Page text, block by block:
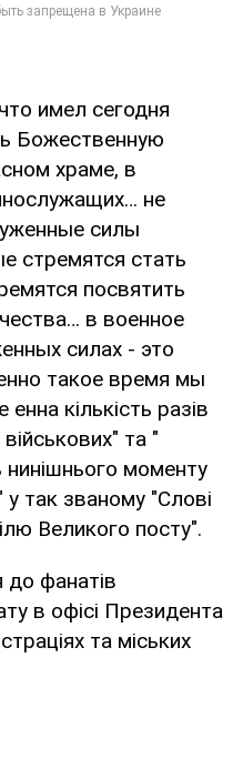
имел сегодня
Божественную
храме, в
не
силы
стремятся стать
посвятить
в военное
силах - это
такое время мы
кількість разів
та "
нинішнього моменту
у так званому "Слові
Великого посту".
фанатів
в офісі Президента
та міських